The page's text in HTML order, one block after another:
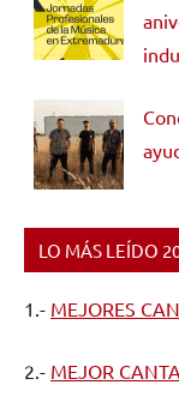
LO MÁS LEÍDO
1.- MEJORES
2.- MEJOR